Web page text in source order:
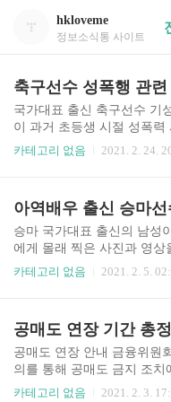
hkloveme
정보소식통 사이트
국가대표 출신 축구선수 기
이 과거 초등생 시절 성폭력
을 부인했다. “사실 무근”이
y/YTN_LIVE ytn 온에어 실
내(링크 첨부) ytn 온에어 실
내(링크 첨부) 우리나라를
자면 ytn 뉴스라고 볼 수 있
로 시끄럽기는해도 우리가
카테고리 없음 2021. 2. 24.
승마 국가대표 출신의 남성
에게 몰래 찍은 사진과 영상
소당했습니다. 견디다 못해
출신 승마선수 관련 뉴스
s/
oper=NAVER 헤어지자 사
의 만행 승마 국가대표 출신
카테고리 없음 2021. 2. 5.
공매도 연장 안내 금융위원
의를 통해 공매도 금지 조치
정합니다. 뉴스에 따르면 금
카테고리 없음 2021. 2. 3.